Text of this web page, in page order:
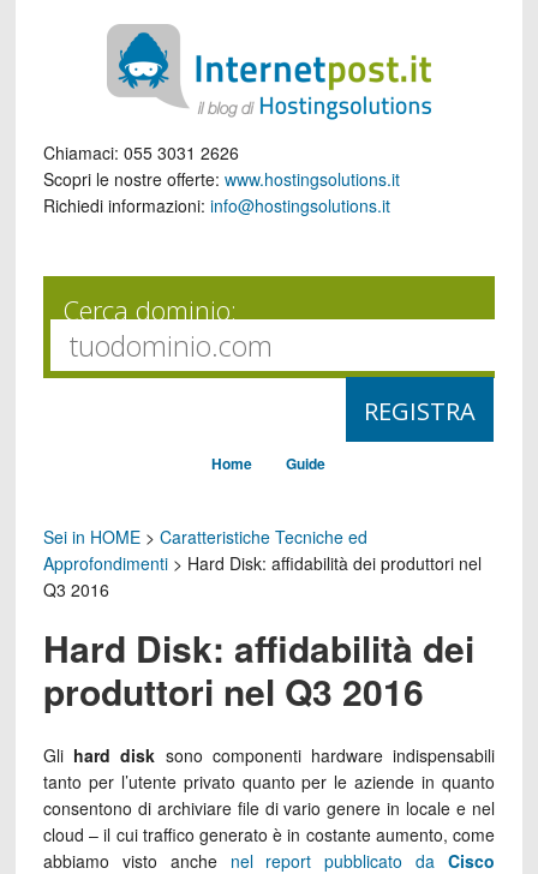
Chiamaci: 055 3031 2626
Scopri le nostre offerte: www.hostingsolutions.it
Richiedi informazioni: info@hostingsolutions.it
Cerca dominio:
Home Guide
Sei in HOME> Caratteristiche Tecniche ed
Approfondimenti> Hard Disk: affidabilità dei produttori nel
Q3 2016
Hard Disk: affidabilità dei
produttori nel Q3 2016
Gli hard disk sono componenti hardware indispensabili
tanto per l’utente privato quanto per le aziende in quanto
consentono di archiviare file di vario genere in locale e nel
cloud – il cui traffico generato è in costante aumento, come
abbiamo visto anche nel report pubblicato daCisco